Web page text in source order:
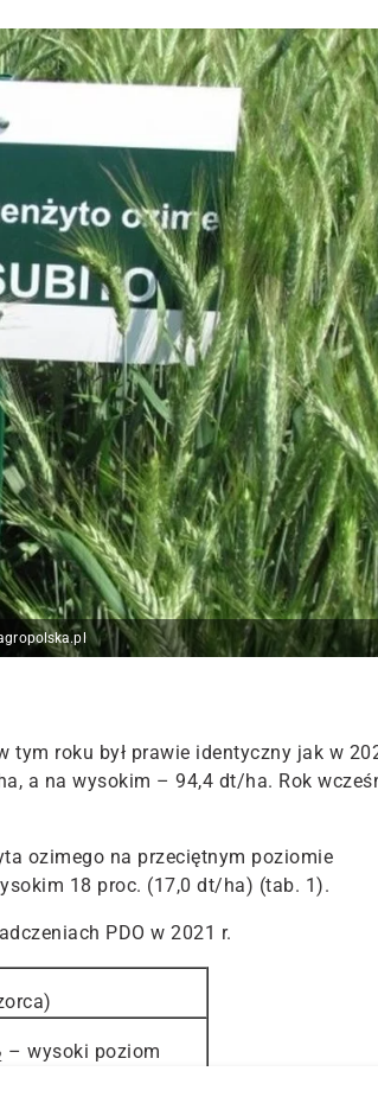
roku był prawie identyczny jak w
a na wysokim – 94,4 dt/ha. Rok
ozimego na przeciętnym poziomie
18 proc. (17,0 dt/ha) (tab. 1).
PDO w 2021 r.
– wysoki poziom